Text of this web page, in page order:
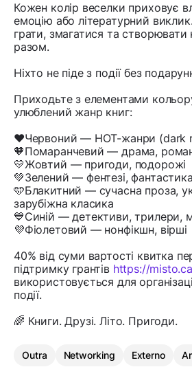
Кожен колір веселки приховує
емоцію або літературний
грати, змагатися та створювати
разом.
Ніхто не піде з події без
Приходьте з елементами
улюблений жанр книг:
❤️Червоний — HOT-жанри (dark
🧡Помаранчевий — драма,
💛Жовтий — пригоди, подорожі
💚Зелений — фентезі, фантастика
🩵Блакитний — сучасна проза,
зарубіжна класика
💙Синій — детективи, трилери,
💜Фіолетовий — нонфікшн, вірші
40% від суми вартості квитка
підтримку грантів https://
використовується для
події.
🌈 Книги. Друзі. Літо. Пригоди.
Outra Networking Externo